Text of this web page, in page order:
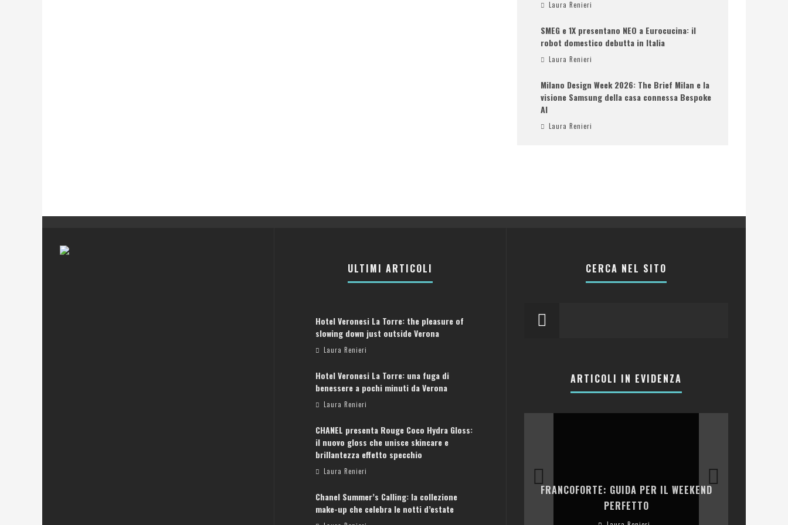
Laura Renieri
SMEG e 1X presentano NEO a Eurocucina: il
robot domestico debutta in Italia
Laura Renieri
Milano Design Week 2026: The Brief Milan e la
visione Samsung della casa connessa Bespoke
AI
Laura Renieri
ULTIMI ARTICOLI
Hotel Veronesi La Torre: the pleasure of
slowing down just outside Verona
Laura Renieri
Hotel Veronesi La Torre: una fuga di
benessere a pochi minuti da Verona
Laura Renieri
CHANEL presenta Rouge Coco Hydra Gloss:
il nuovo gloss che unisce skincare e
brillantezza effetto specchio
Laura Renieri
Chanel Summer’s Calling: la collezione
make-up che celebra le notti d’estate
CERCA NEL SITO
ARTICOLI IN EVIDENZA
ATENE: GUIDA PER IL WEEKEND PERFETTO
FRANCOFORTE: GUIDA PER IL WEEKEND
PERFETTO